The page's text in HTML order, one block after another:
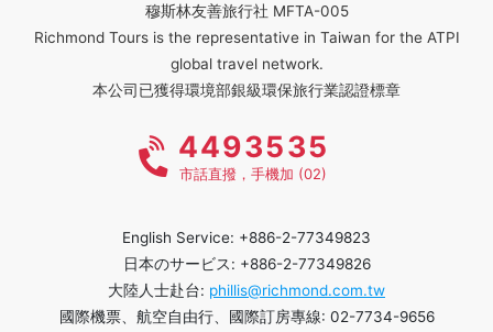
穆斯林友善旅行社 MFTA-005
Richmond Tours is the representative in Taiwan for the ATPI
global travel network.
本公司已獲得環境部銀級環保旅行業認證標章
4493535
市話直撥，手機加 (02)
English Service: +886-2-77349823
日本のサービス: +886-2-77349826
大陸人士赴台: phillis@richmond.com.tw
國際機票、航空自由行、國際訂房專線: 02-7734-9656